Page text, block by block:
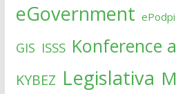
eGovernment
GIS ISSS Konference
KYBEZ Legislativa